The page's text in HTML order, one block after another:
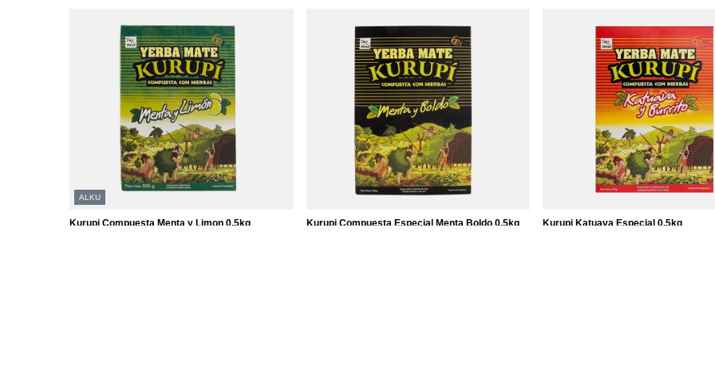
ALKU
Kurupi Compuesta Menta y Limon 0,5kg Kurupi Compuesta Especial Menta Boldo 0,5kg Kurupi Katuava Especial 0,5kg